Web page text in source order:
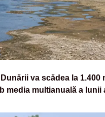
Dunării va scădea la 1.400
media multianuală a lunii